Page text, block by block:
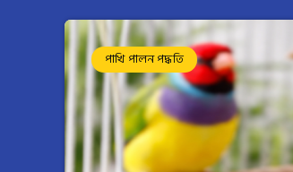
পাখি পালন পদ্ধতি